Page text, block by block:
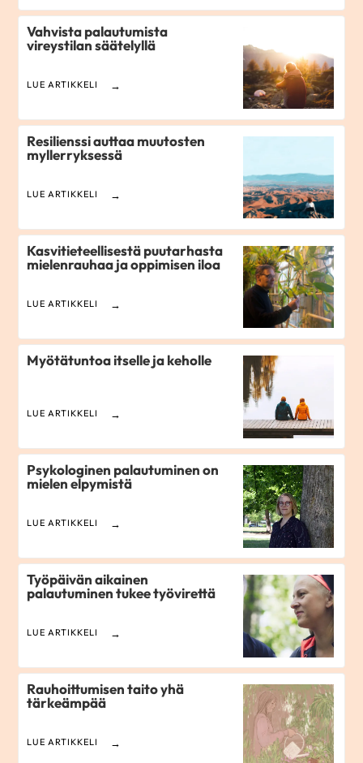
Vahvista palautumista
vireystilan säätelyllä
LUE ARTIKKELI
Resilienssi auttaa muutosten
myllerryksessä
LUE ARTIKKELI
Kasvitieteellisestä puutarhasta
mielenrauhaa ja oppimisen iloa
LUE ARTIKKELI
Myötätuntoa itselle ja keholle
LUE ARTIKKELI
Psykologinen palautuminen on
mielen elpymistä
LUE ARTIKKELI
Työpäivän aikainen
palautuminen tukee työvirettä
LUE ARTIKKELI
Rauhoittumisen taito yhä
tärkeämpää
LUE ARTIKKELI